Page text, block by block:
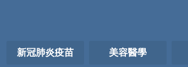
新冠肺炎疫苗 美容醫學